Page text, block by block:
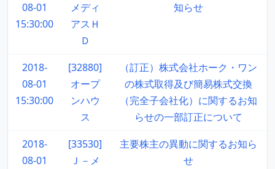
08-01
15:30:00
メディ
アスＨ
Ｄ
知らせ
2018-
08-01
15:30:00
[32880]
オープ
ンハウ
ス
（訂正）株式会社ホーク・ワン
の株式取得及び簡易株式交換
（完全子会社化）に関するお知
らせの一部訂正について
2018-
08-01
[33530]
Ｊ－メ
主要株主の異動に関するお知ら
せ